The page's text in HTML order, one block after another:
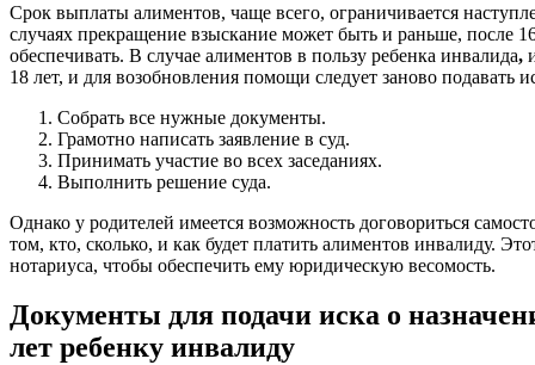
Срок выплаты алиментов, чаще всего, ограничивается
случаях прекращение взыскание может быть и раньше, после
обеспечивать. В случае алиментов в пользу ребенка инвалида,
18 лет, и для возобновления помощи следует заново подавать
Собрать все нужные документы.
Грамотно написать заявление в суд.
Принимать участие во всех заседаниях.
Выполнить решение суда.
Однако у родителей имеется возможность договориться
том, кто, сколько, и как будет платить алиментов инвалиду.
нотариуса, чтобы обеспечить ему юридическую весомость.
Документы для подачи иска о
лет ребенку инвалиду